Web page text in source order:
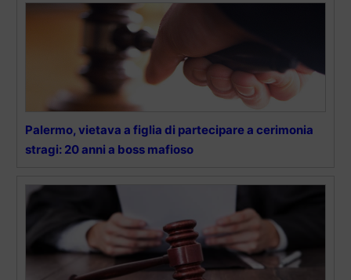
Palermo, vietava a figlia di partecipare a cerimonia
stragi: 20 anni a boss mafioso